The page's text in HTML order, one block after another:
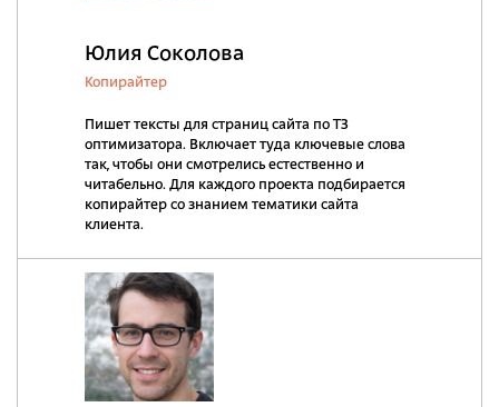
Юлия Соколова
Копирайтер
Пишет тексты для страниц сайта по ТЗ
оптимизатора. Включает туда ключевые слова
так, чтобы они смотрелись естественно и
читабельно. Для каждого проекта подбирается
копирайтер со знанием тематики сайта
клиента.